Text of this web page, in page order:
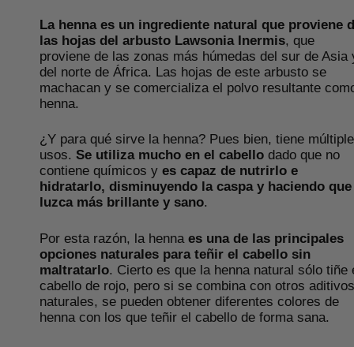
La henna es un ingrediente natural que proviene
las hojas del arbusto Lawsonia Inermis, que
proviene de las zonas más húmedas del sur de Asia
del norte de África. Las hojas de este arbusto se
machacan y se comercializa el polvo resultante
henna.
¿Y para qué sirve la henna? Pues bien, tiene
usos. Se utiliza mucho en el cabello dado que no
contiene químicos y es capaz de nutrirlo e
hidratarlo, disminuyendo la caspa y haciendo que
luzca más brillante y sano.
Por esta razón, la henna es una de las principales
opciones naturales para teñir el cabello sin
maltratarlo. Cierto es que la henna natural sólo tiñe
cabello de rojo, pero si se combina con otros aditivos
naturales, se pueden obtener diferentes colores de
henna con los que teñir el cabello de forma sana.